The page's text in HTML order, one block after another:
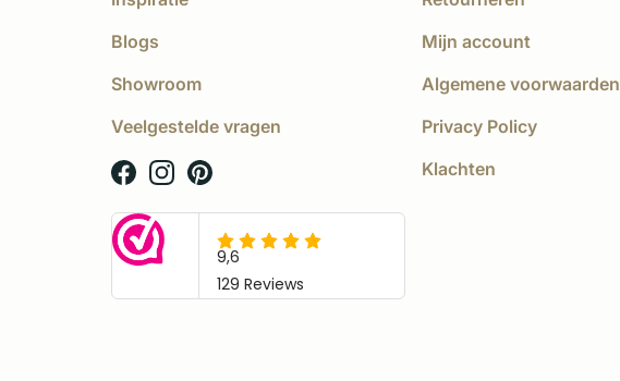
Blogs
Showroom
Veelgestelde vragen
Mijn account
Algemene voorwaarden
Privacy Policy
Klachten